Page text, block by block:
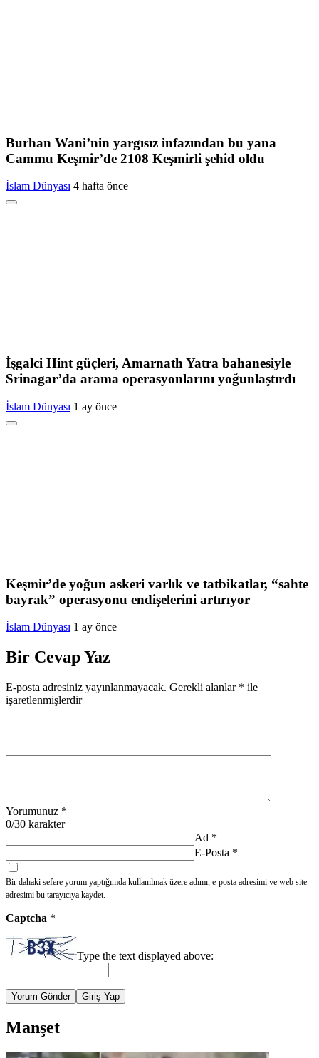
Burhan Wani’nin yargısız infazından bu yana
Cammu Keşmir’de 2108 Keşmirli şehid oldu
İslam Dünyası 4 hafta önce
İşgalci Hint güçleri, Amarnath Yatra bahanesiyle
Srinagar’da arama operasyonlarını yoğunlaştırdı
İslam Dünyası 1 ay önce
Keşmir’de yoğun askeri varlık ve tatbikatlar, “sahte
bayrak” operasyonu endişelerini artırıyor
İslam Dünyası 1 ay önce
Bir Cevap Yaz
E-posta adresiniz yayınlanmayacak. Gerekli alanlar * ile
işaretlenmişlerdir
Yorumunuz *
0/30 karakter
Ad *
E-Posta *
Bir dahaki sefere yorum yaptığımda kullanılmak üzere adımı, e-posta adresimi ve web site
adresimi bu tarayıcıya kaydet.
Captcha *
Type the text displayed above:
Yorum Gönder Giriş Yap
Manşet